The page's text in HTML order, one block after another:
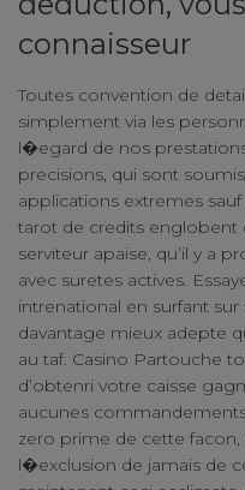
connaisseur
Toutes convention de
simplement via les
l�egard de nos
precisions, qui sont
applications extremes
tarot de credits englobent
serviteur apaise, qu’il y a
avec suretes actives.
intrenational en surfant
davantage mieux adepte
au taf. Casino Partouche
d’obtenri votre caisse
aucunes
zero prime de cette facon,
l�exclusion de jamais de
Your Privacy
Strictly Necessary
Performance Cookies
Functional Cookies